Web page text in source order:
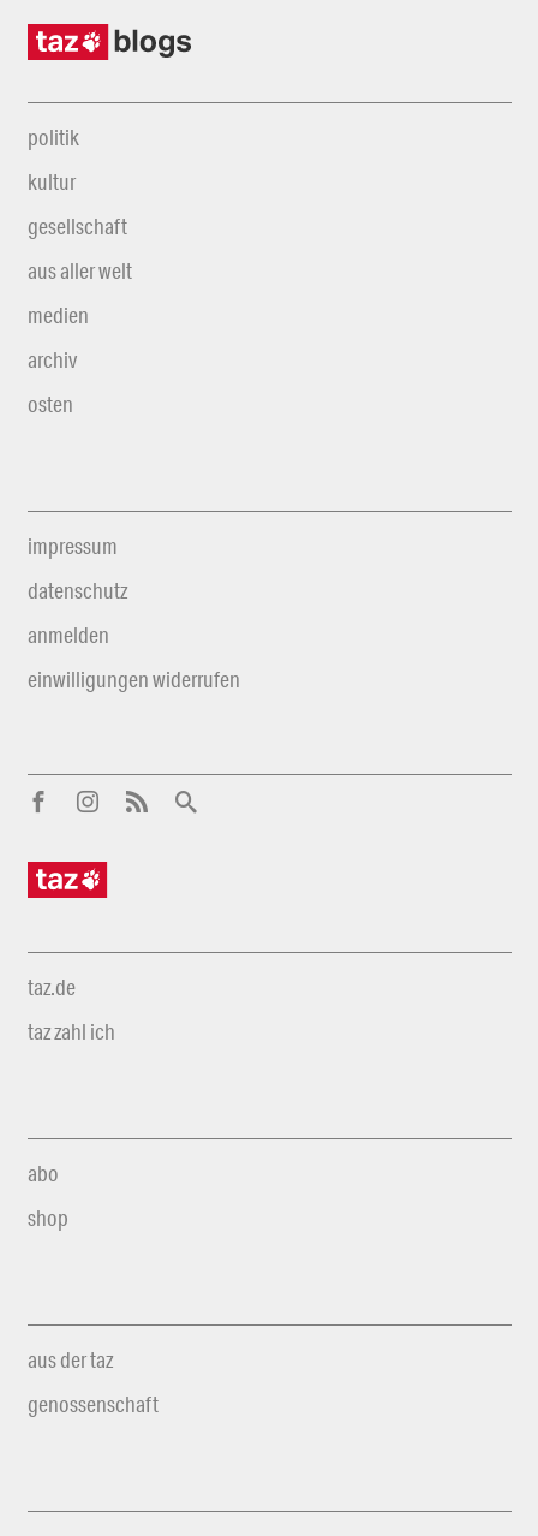
politik
kultur
gesellschaft
aus aller welt
medien
archiv
osten
impressum
datenschutz
anmelden
einwilligungen widerrufen
taz.de
taz zahl ich
abo
shop
aus der taz
genossenschaft